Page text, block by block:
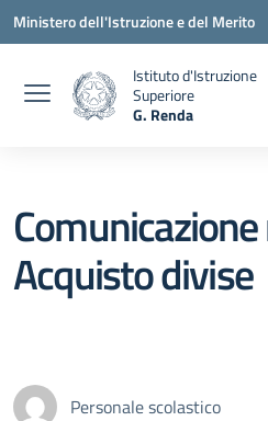
Vai ai contenuti
Vai al menu di navigazione
Vai al footer
Ministero dell'Istruzione e del Merito
Istituto d'Istruzione
Superiore
G. Renda
Acquisto divise
Personale scolastico